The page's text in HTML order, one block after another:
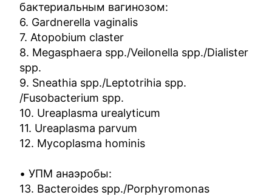
бактериальным вагинозом:
6. Gardnerella vaginalis
7. Atopobium claster
8. Megasphaera spp./Veilonella spp./Dialister
spp.
9. Sneathia spp./Leptotrihia spp.
/Fusobacterium spp.
10. Ureaplasma urealyticum
11. Ureaplasma parvum
12. Mycoplasma hominis
• УПМ анаэробы:
13. Bacteroides spp./Porphyromonas